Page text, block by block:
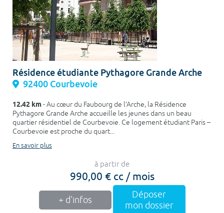
Résidence étudiante Pythagore Grande Arche
92400 Courbevoie
12.42 km- Au cœur du Faubourg de l’Arche, la Résidence
Pythagore Grande Arche accueille les jeunes dans un beau
quartier résidentiel de Courbevoie. Ce logement étudiant Paris –
Courbevoie est proche du quart...
En savoir plus
à partir de
990,00 € cc / mois
+ d'infos
Déposer
mon dossier